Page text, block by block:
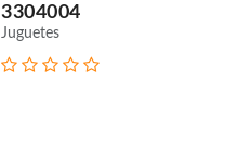
3304004
Juguetes